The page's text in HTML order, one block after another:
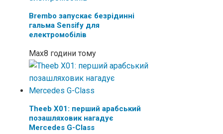
Brembo запускає безрідинні
гальма Sensify для
електромобілів
Max8 години тому
Theeb X01: перший арабський
позашляховик нагадує
Mercedes G-Class